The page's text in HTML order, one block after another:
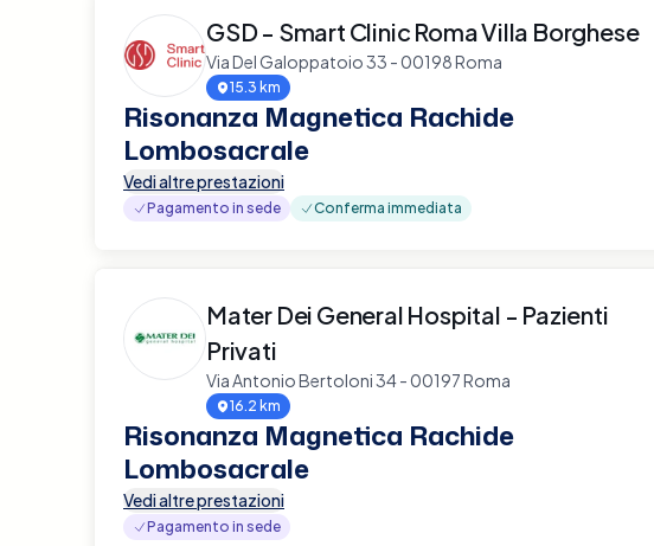
GSD - Smart Clinic Roma Villa Borghese
Via Del Galoppatoio 33 - 00198 Roma
15.3 km
Risonanza Magnetica Rachide
Lombosacrale
Vedi altre prestazioni
Pagamento in sede Conferma immediata
Mater Dei General Hospital - Pazienti
Privati
Via Antonio Bertoloni 34 - 00197 Roma
16.2 km
Risonanza Magnetica Rachide
Lombosacrale
Vedi altre prestazioni
Pagamento in sede